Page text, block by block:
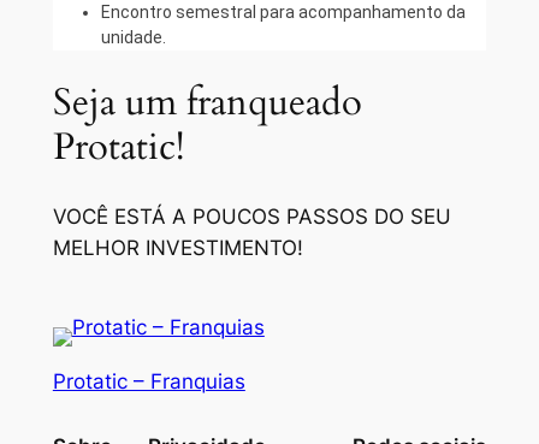
Encontro semestral para acompanhamento da
unidade.
Seja um franqueado
Protatic!
VOCÊ ESTÁ A POUCOS PASSOS DO SEU
MELHOR INVESTIMENTO!
Protatic – Franquias